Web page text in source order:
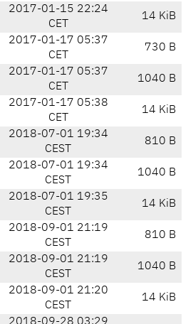
2017-01-15 22:24
CET
14 KiB
2017-01-17 05:37
CET
730 B
2017-01-17 05:37
CET
1040 B
2017-01-17 05:38
CET
14 KiB
2018-07-01 19:34
CEST
810 B
2018-07-01 19:34
CEST
1040 B
2018-07-01 19:35
CEST
14 KiB
2018-09-01 21:19
CEST
810 B
2018-09-01 21:19
CEST
1040 B
2018-09-01 21:20
CEST
14 KiB